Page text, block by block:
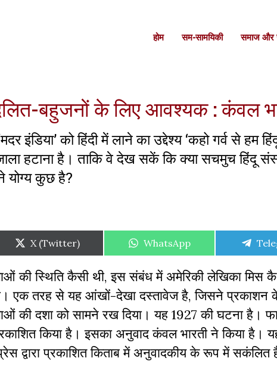
होम सम-सामयिकी समाज और
दलित-बहुजनों के लिए आवश्यक : कंवल
को हिंदी में लाने का उद्देश्य ‘कहो गर्व से हम
जाला हटाना है। ताकि वे देख सकें कि क्या सचमुच हिंदू
योग्य कुछ है?
Share
on
X (Twitter)
Share
WhatsApp
की स्थिति कैसी थी, इस संबंध में अमेरिकी लेखिका मिस
एक तरह से यह आंखों-देखा दस्तावेज है, जिसने प्रकाशन
की दशा को सामने रख दिया। यह 1927 की घटना है।
किया है। इसका अनुवाद कंवल भारती ने किया है।
द्वारा प्रकाशित किताब में अनुवादकीय के रूप में